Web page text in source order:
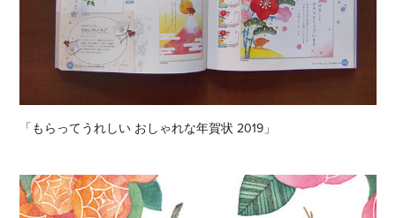
「もらってうれしい おしゃれな年賀状 2019」